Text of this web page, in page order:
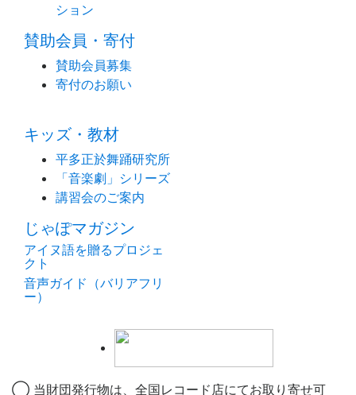
ション
賛助会員・寄付
賛助会員募集
寄付のお願い
キッズ・教材
平多正於舞踊研究所
「音楽劇」シリーズ
講習会のご案内
じゃぽマガジン
アイヌ語を贈るプロジェ
クト
音声ガイド（バリアフリ
ー）
◯ 当財団発行物は、全国レコード店にてお取り寄せ可